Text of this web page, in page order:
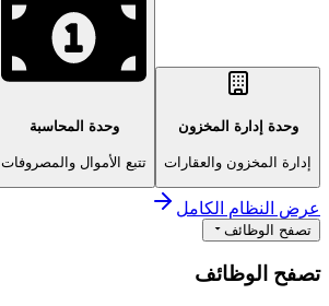
وحدة إدارة المخزون
إدارة المخزون والعقارات
وحدة المحاسبة
تتبع الأموال والمصروفات
عرض النظام الكامل
تصفح الوظائف
تصفح الوظائف